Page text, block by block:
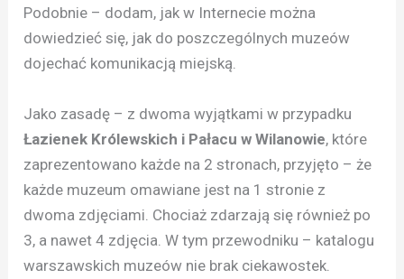
Podobnie – dodam, jak w Internecie można
dowiedzieć się, jak do poszczególnych muzeów
dojechać komunikacją miejską.
Jako zasadę – z dwoma wyjątkami w przypadku
Łazienek Królewskich i Pałacu w Wilanowie, które
zaprezentowano każde na 2 stronach, przyjęto – że
każde muzeum omawiane jest na 1 stronie z
dwoma zdjęciami. Chociaż zdarzają się również po
3, a nawet 4 zdjęcia. W tym przewodniku – katalogu
warszawskich muzeów nie brak ciekawostek.